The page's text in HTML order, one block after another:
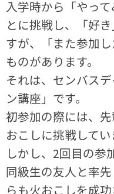
入学時から「やっ
とに挑戦し、「好
すが、「また参加
ものがあります。
それは、センバス
ン講座」です。
初参加の際には、
おこしに挑戦してい
しかし、2回目の参
同級生の友人と率
らも火おこしを成